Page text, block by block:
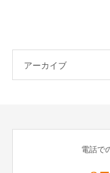
アーカイブ
電話で